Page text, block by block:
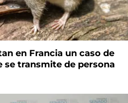
en Francia un caso de
se transmite de persona